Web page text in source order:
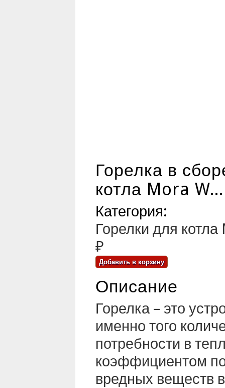
Горелка в
котла Mora
Категория:
Горелки для котла
₽
Описание
Горелка – это
именно того
потребности в
коэффициентом
вредных веществ